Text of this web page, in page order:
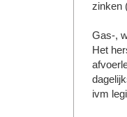
zinken
Gas-,
Het
ivm